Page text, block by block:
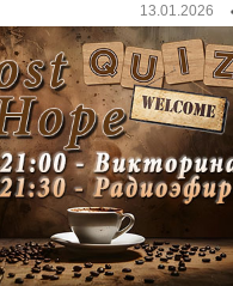
13.01.2026